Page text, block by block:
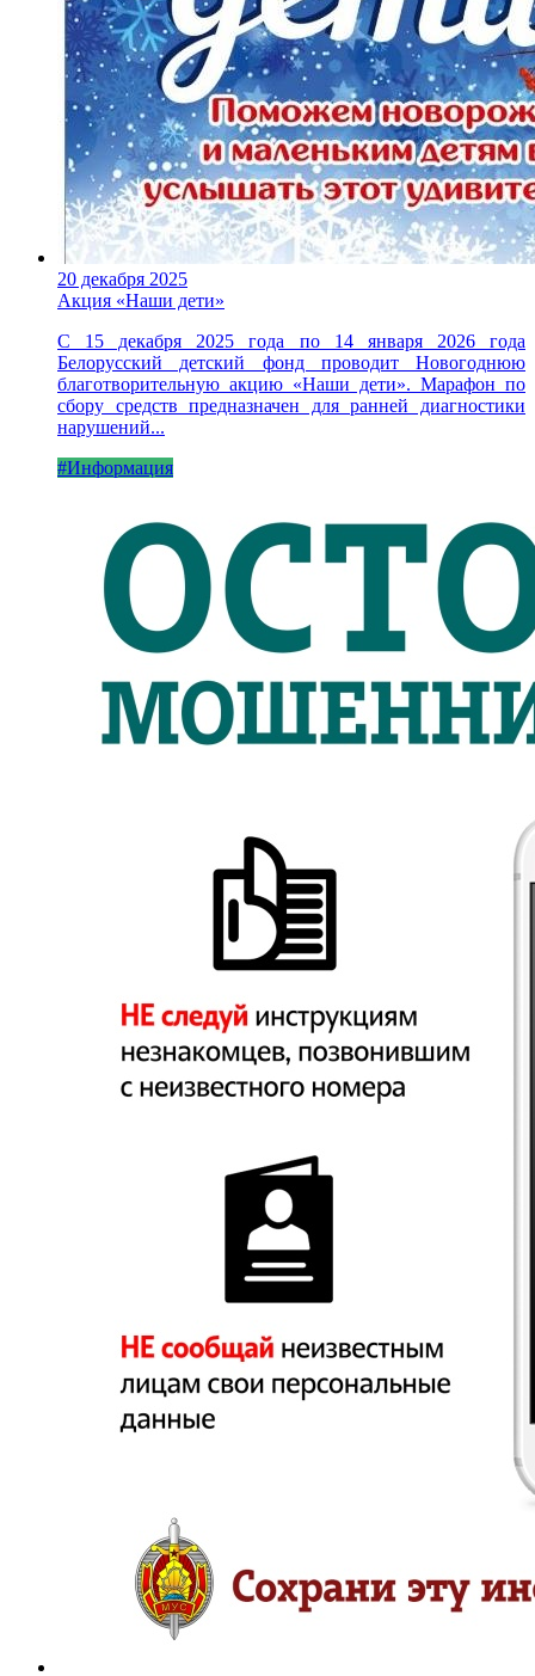
20 декабря 2025
Акция «Наши дети»
С 15 декабря 2025 года по 14 января 2026 года
Белорусский детский фонд проводит Новогоднюю
благотворительную акцию «Наши дети». Марафон по
сбору средств предназначен для ранней диагностики
нарушений...
#Информация